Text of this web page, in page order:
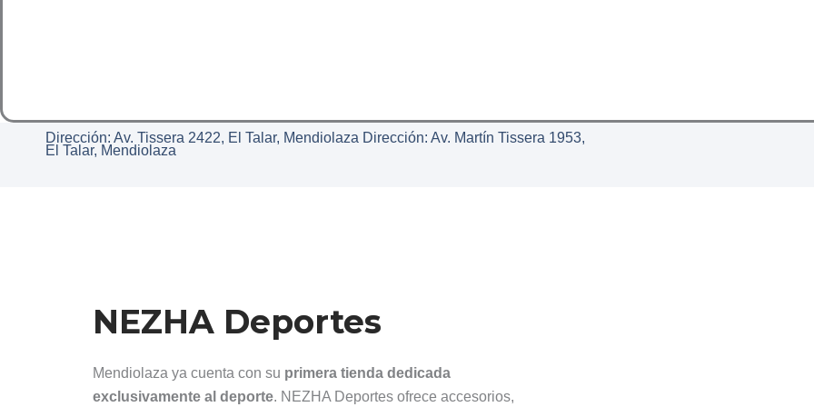
Dirección: Av. Tissera 2422, El Talar, Mendiolaza Dirección: Av. Martín Tissera 1953,
El Talar, Mendiolaza
NEZHA Deportes
Mendiolaza ya cuenta con su primera tienda dedicada
exclusivamente al deporte. NEZHA Deportes ofrece accesorios,